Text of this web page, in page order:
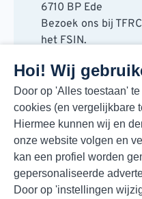
Hoi! Wij
Door op 'Alles toestaan'
cookies (en vergelijkbare
Hiermee kunnen wij en
onze website volgen en
kan een profiel worden
gepersonaliseerde
Door op 'instellingen
6710 BP Ede
Bezoek ons bij
het FSIN.
6717 LT Ede
Contact
088 730 48 00
info@fsin.nl
Nieuwsbrief
Elke maand de
voor de foodmarkt!